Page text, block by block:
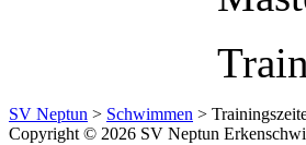
SV Neptun > Schwimmen >
Copyright © 2026 SV Neptun